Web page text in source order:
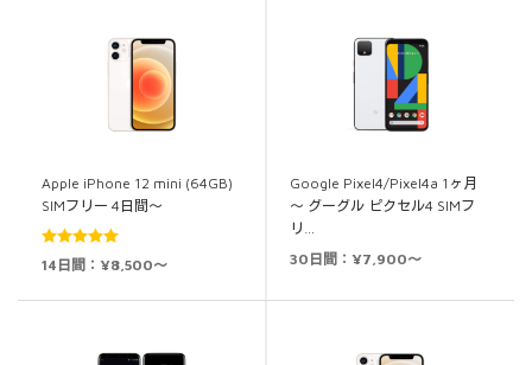
Apple iPhone 12 mini (64GB)
SIMフリー 4日間～
5段階中5.00
14日間：¥8,500～
Google Pixel4/Pixel4a 1ヶ月
～ グーグル ピクセル4 SIMフ
リ…
30日間：¥7,900～